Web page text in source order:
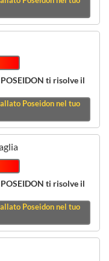
POSEIDON ti risolve il
Poseidon nel tuo
POSEIDON ti risolve il
Poseidon nel tuo